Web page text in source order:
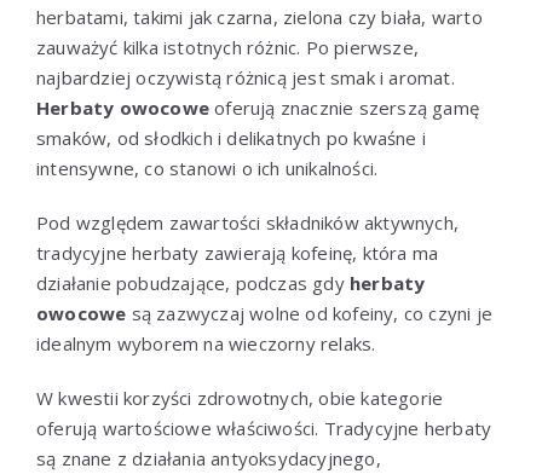
herbatami, takimi jak czarna, zielona czy biała, warto
zauważyć kilka istotnych różnic. Po pierwsze,
najbardziej oczywistą różnicą jest smak i aromat.
Herbaty owocowe oferują znacznie szerszą gamę
smaków, od słodkich i delikatnych po kwaśne i
intensywne, co stanowi o ich unikalności.
Pod względem zawartości składników aktywnych,
tradycyjne herbaty zawierają kofeinę, która ma
działanie pobudzające, podczas gdy herbaty
owocowe są zazwyczaj wolne od kofeiny, co czyni je
idealnym wyborem na wieczorny relaks.
W kwestii korzyści zdrowotnych, obie kategorie
oferują wartościowe właściwości. Tradycyjne herbaty
są znane z działania antyoksydacyjnego,